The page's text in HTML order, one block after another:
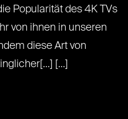
Popularität des 4K TVs
von ihnen in unseren
diese Art von
[...]